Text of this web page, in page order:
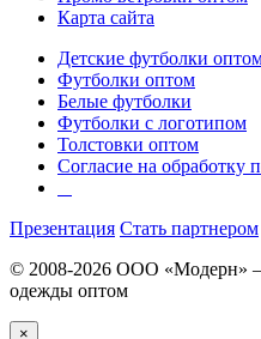
Карта сайта
Детские футболки
Футболки оптом
Белые футболки
Футболки с логотипом
Толстовки оптом
Согласие на обработку
Презентация Стать партнером
© 2008-2026 ООО «Модерн»
одежды оптом
×